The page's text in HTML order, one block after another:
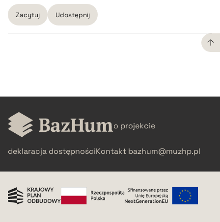
Zacytuj Udostępnij
BIBTEX
pobierz cytat
o projekcie
deklaracja dostępnościKontakt bazhum@muzhp.pl